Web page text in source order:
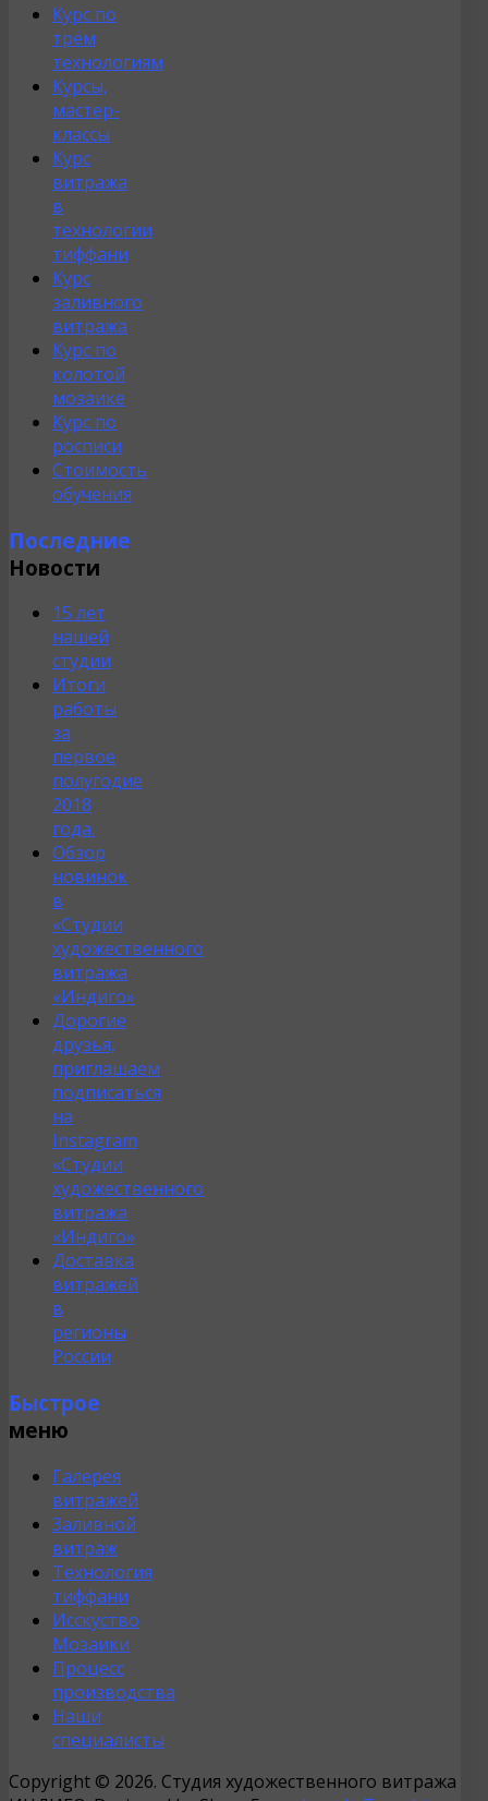
Курс по
трём
технологиям
Курсы,
мастер-
классы
Курс
витража
в
технологии
тиффани
Курс
заливного
витража
Курс по
колотой
мозаике
Курс по
росписи
Стоимость
обучения
Последние
Новости
15 лет
нашей
студии
Итоги
работы
за
первое
полугодие
2018
года.
Обзор
новинок
в
«Студии
художественного
витража
«Индиго»
Дорогие
друзья,
приглашаем
подписаться
на
Instagram
«Студии
художественного
витража
«Индиго»
Доставка
витражей
в
регионы
России
Быстрое
меню
Галерея
витражей
Заливной
витраж
Технология
тиффани
Исскуство
Мозаики
Процесс
производства
Наши
специалисты
Copyright © 2026. Студия художественного витража